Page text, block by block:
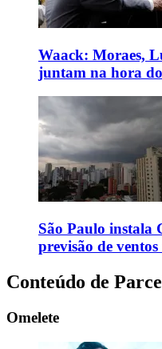
Waack: Moraes,
juntam na hora
São Paulo instala
previsão de
Conteúdo de
Omelete